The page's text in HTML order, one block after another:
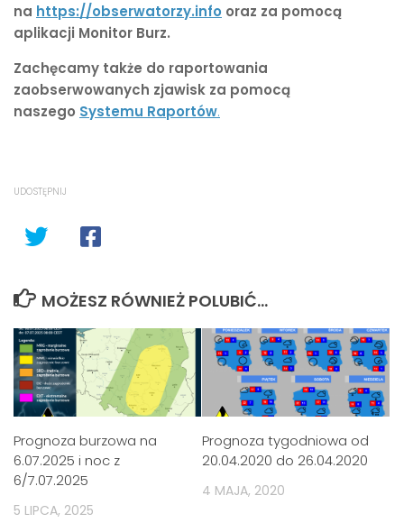
na https://obserwatorzy.info oraz za pomocą
aplikacji Monitor Burz.
Zachęcamy także do raportowania
zaobserwowanych zjawisk za pomocą
naszego Systemu Raportów.
UDOSTĘPNIJ
MOŻESZ RÓWNIEŻ POLUBIĆ…
Prognoza burzowa na
6.07.2025 i noc z
6/7.07.2025
5 LIPCA, 2025
Prognoza tygodniowa od
20.04.2020 do 26.04.2020
4 MAJA, 2020